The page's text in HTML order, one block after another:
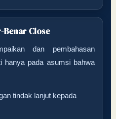
Benar Close
dan pembahasan
hanya pada asumsi bahwa
tindak lanjut kepada